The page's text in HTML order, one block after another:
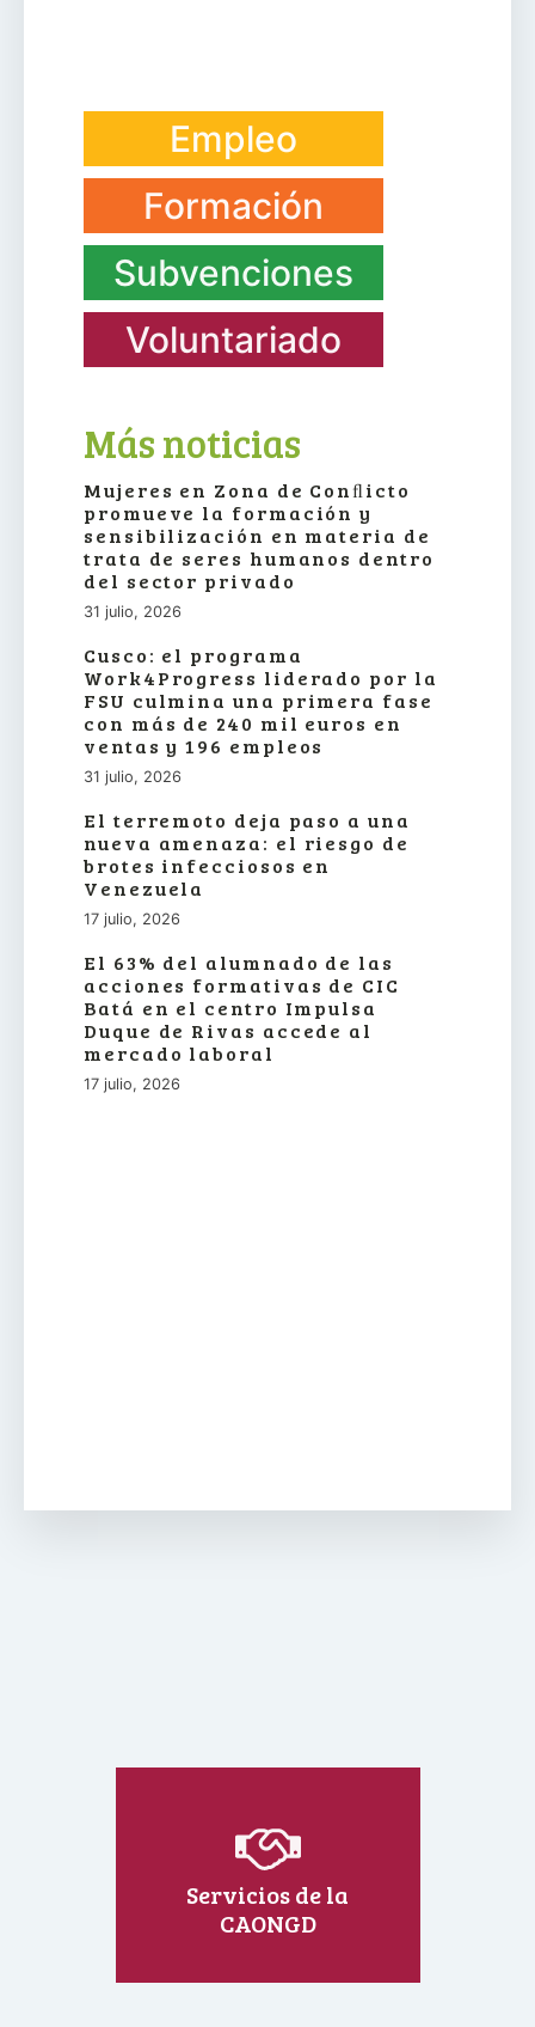
Empleo
Formación
Subvenciones
Voluntariado
Más noticias
Mujeres en Zona de Conﬂicto
promueve la formación y
sensibilización en materia de
trata de seres humanos dentro
del sector privado
31 julio, 2026
Cusco: el programa
Work4Progress liderado por la
FSU culmina una primera fase
con más de 240 mil euros en
ventas y 196 empleos
31 julio, 2026
El terremoto deja paso a una
nueva amenaza: el riesgo de
brotes infecciosos en
Venezuela
17 julio, 2026
El 63% del alumnado de las
acciones formativas de CIC
Batá en el centro Impulsa
Duque de Rivas accede al
mercado laboral
17 julio, 2026
Servicios de la
CAONGD